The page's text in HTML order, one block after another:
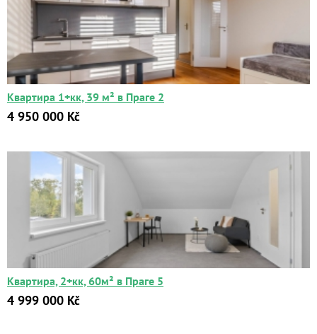
Квартира 1+кк, 39 м² в Праге 2
4 950 000 Kč
Квартира, 2+кк, 60м² в Праге 5
4 999 000 Kč